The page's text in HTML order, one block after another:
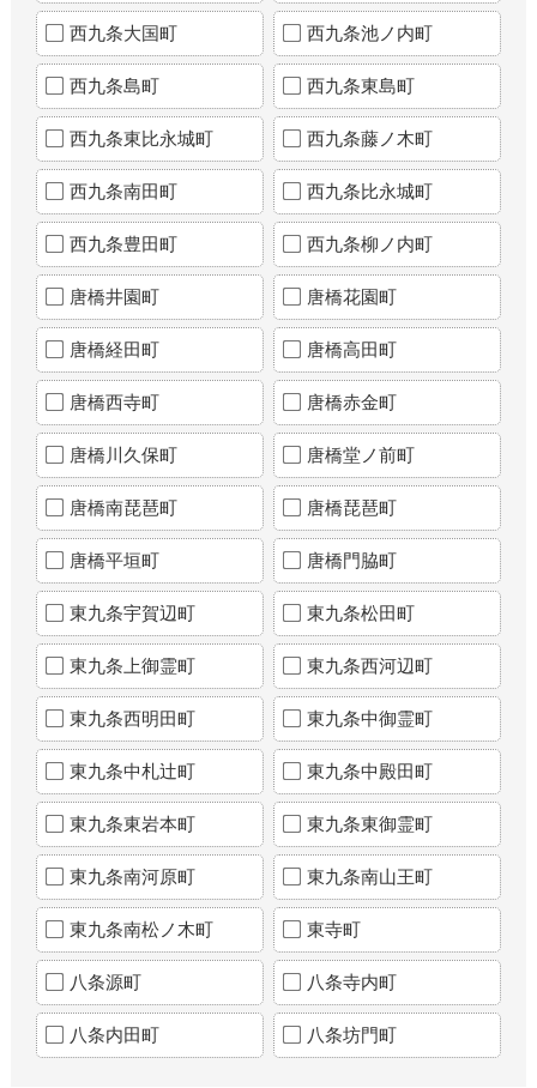
西九条大国町 西九条池ノ内町
西九条島町 西九条東島町
西九条東比永城町 西九条藤ノ木町
西九条南田町 西九条比永城町
西九条豊田町 西九条柳ノ内町
唐橋井園町 唐橋花園町
唐橋経田町 唐橋高田町
唐橋西寺町 唐橋赤金町
唐橋川久保町 唐橋堂ノ前町
唐橋南琵琶町 唐橋琵琶町
唐橋平垣町 唐橋門脇町
東九条宇賀辺町 東九条松田町
東九条上御霊町 東九条西河辺町
東九条西明田町 東九条中御霊町
東九条中札辻町 東九条中殿田町
東九条東岩本町 東九条東御霊町
東九条南河原町 東九条南山王町
東九条南松ノ木町 東寺町
八条源町 八条寺内町
八条内田町 八条坊門町